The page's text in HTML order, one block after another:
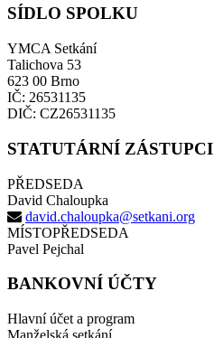
SÍDLO SPOLKU
YMCA Setkání
Talichova 53
623 00 Brno
IČ: 26531135
DIČ: CZ26531135
STATUTÁRNÍ ZÁSTUPCI
PŘEDSEDA
David Chaloupka
david.chaloupka@setkani.org
MÍSTOPŘEDSEDA
Pavel Pejchal
BANKOVNÍ ÚČTY
Hlavní účet a program
Manželská setkání